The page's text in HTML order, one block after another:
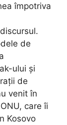
împotriva
de
ului și
de
venit în
care îi
Kosovo